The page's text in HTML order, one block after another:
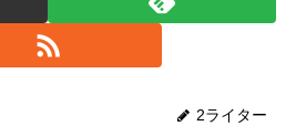
2ライター